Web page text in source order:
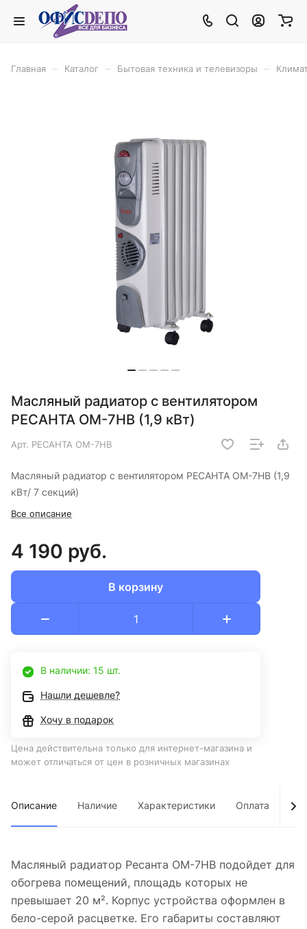
Главная Каталог Бытовая техника и телевизоры
Масляный радиатор с вентилятором
РЕСАНТА ОМ-7НB (1,9 кВт)
Арт. РЕСАНТА ОМ-7НB
Масляный радиатор с вентилятором РЕСАНТА ОМ-7НB (1,9
кВт/ 7 секций)
Все описание
4 190 руб.
В корзину
В наличии: 15 шт.
Нашли дешевле?
Хочу в подарок
Цена действительна только для интернет-магазина и
может отличаться от цен в розничных магазинах
Описание Наличие Характеристики Оплата
Масляный радиатор Ресанта ОМ-7НВ подойдет для
обогрева помещений, площадь которых не
превышает 20 м². Корпус устройства оформлен в
бело-серой расцветке. Его габариты составляют